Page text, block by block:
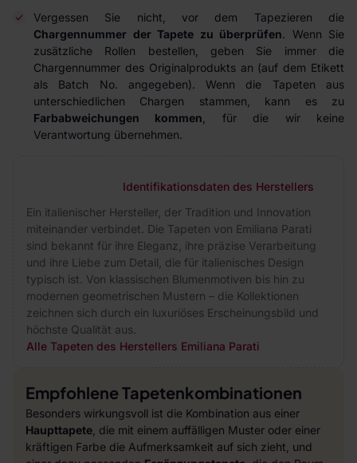
Vergessen Sie nicht, vor dem Tapezieren die
Chargennummer der Tapete zu überprüfen. Wenn Sie
zusätzliche Rollen bestellen, geben Sie immer die
Chargennummer des Originalprodukts an (auf dem Etikett
als Batch No. angegeben). Wenn die Tapeten aus
unterschiedlichen Chargen stammen, kann es zu
Farbabweichungen kommen , für die wir keine
Verantwortung übernehmen.
Identifikationsdaten des Herstellers
Ein italienischer Hersteller, der Tradition und Innovation
miteinander verbindet. Die Tapeten von Emiliana Parati
sind bekannt für ihre Eleganz, ihre präzise Verarbeitung
und ihre Liebe zum Detail, die für italienisches Design
typisch ist. Von klassischen Blumenmotiven bis hin zu
modernen geometrischen Mustern – die Kollektionen
zeichnen sich durch ein luxuriöses Erscheinungsbild und
höchste Qualität aus.
Alle Tapeten des Herstellers Emiliana Parati
Empfohlene Tapetenkombinationen
Besonders wirkungsvoll ist die Kombination aus einer
Haupttapete , die mit einem auffälligen Muster oder einer
kräftigen Farbe die Aufmerksamkeit auf sich zieht, und